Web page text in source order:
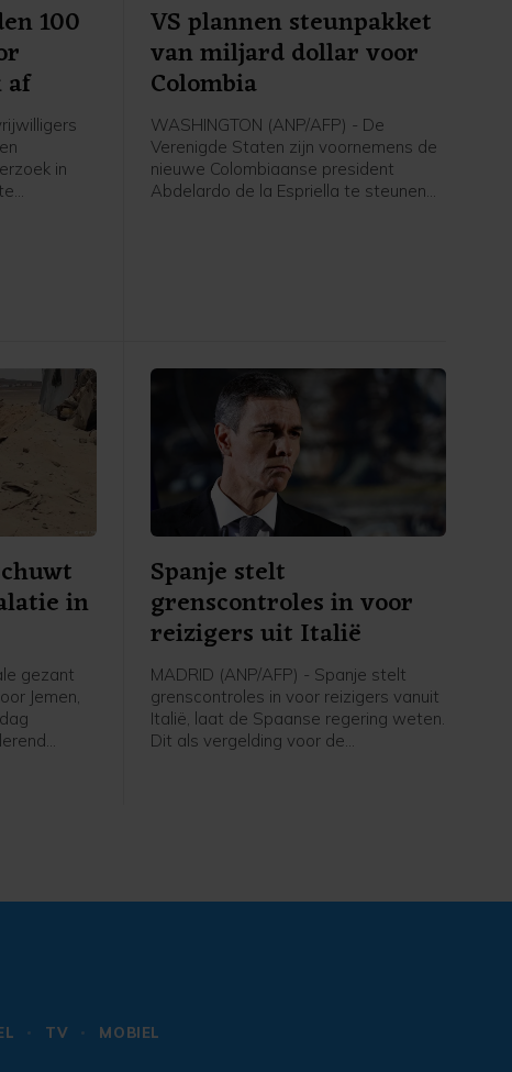
100
af
in
VS plannen steunpakket
van miljard dollar voor
Colombia
WASHINGTON (ANP/AFP) - De
Verenigde Staten zijn voornemens de
nieuwe Colombiaanse president
Abdelardo de la Espriella te steunen
in
gezant
Jemen,
Spanje stelt
grenscontroles in voor
reizigers uit Italië
MADRID (ANP/AFP) - Spanje stelt
grenscontroles in voor reizigers vanuit
Italië, laat de Spaanse regering weten.
Dit als vergelding voor de
TV
MOBIEL